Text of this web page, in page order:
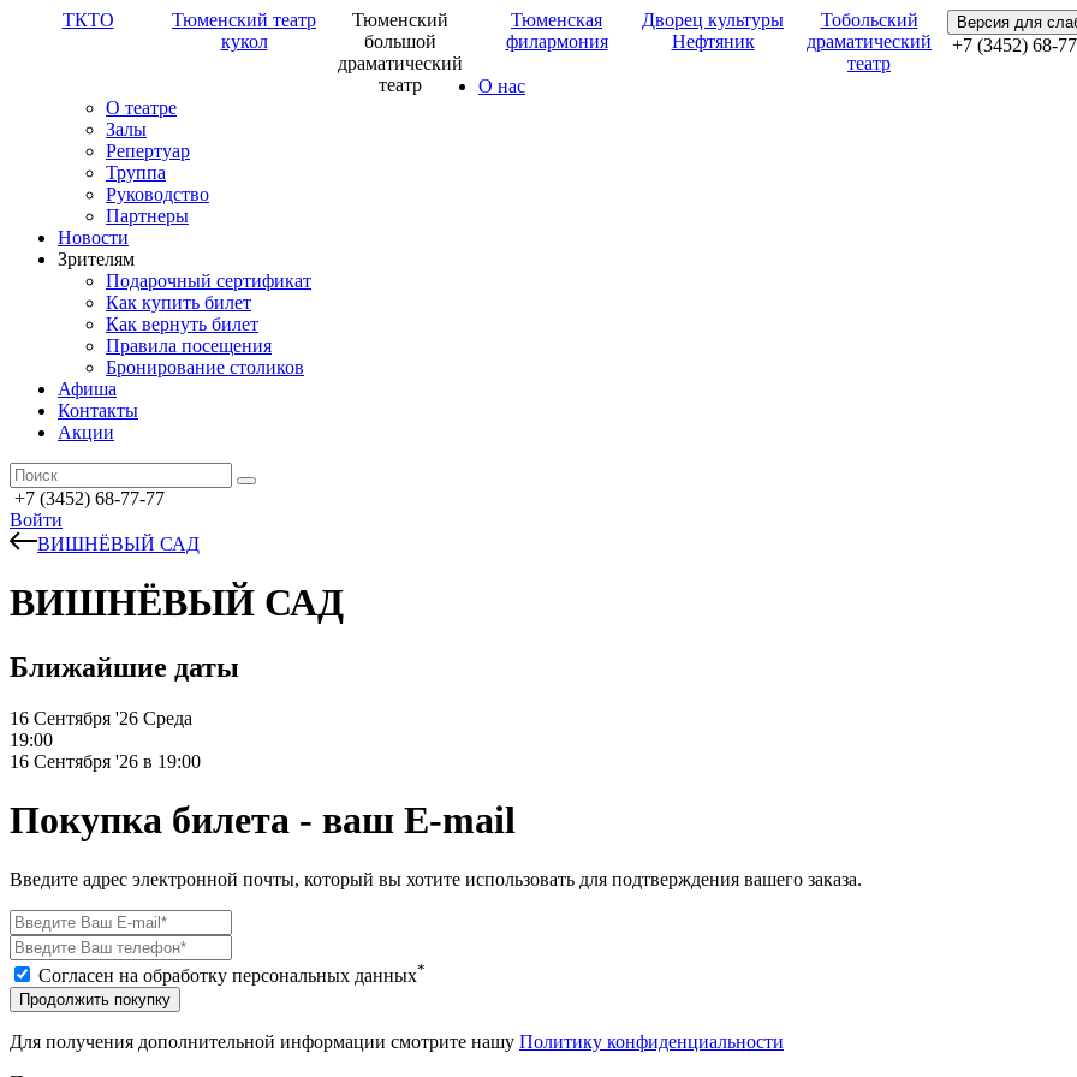
ТКТО
Тюменский театр
кукол
Тюменский
большой
драматический
театр
Тюменская
филармония
Дворец культуры
Нефтяник
Тобольский
драматический
театр
Версия для
+7 (3452) 68-
О нас
О театре
Залы
Репертуар
Труппа
Руководство
Партнеры
Новости
Зрителям
Подарочный сертификат
Как купить билет
Как вернуть билет
Правила посещения
Бронирование столиков
Афиша
Контакты
Акции
+7 (3452) 68-77-77
Войти
ВИШНЁВЫЙ САД
ВИШНЁВЫЙ САД
Ближайшие даты
16 Сентября '26 Среда
19:00
16 Сентября '26 в 19:00
Покупка билета - ваш E-mail
Введите адрес электронной почты, который вы хотите использовать для подтверждения вашего заказа.
Согласен на обработку персональных данных*
Продолжить покупку
Для получения дополнительной информации смотрите нашу Политику конфиденциальности